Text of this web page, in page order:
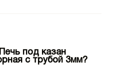
под казан
с трубой 3мм?